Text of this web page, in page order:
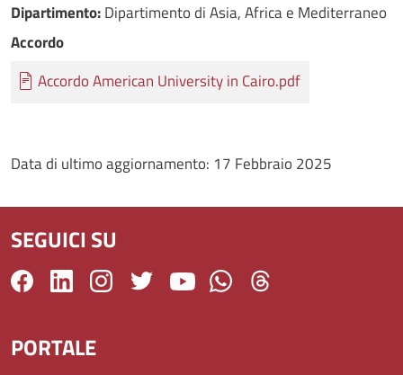
Dipartimento:Dipartimento di Asia, Africa e Mediterraneo
Accordo
Documento
Accordo American University in Cairo.pdf
Data di ultimo aggiornamento: 17 Febbraio 2025
SEGUICI SU
PORTALE